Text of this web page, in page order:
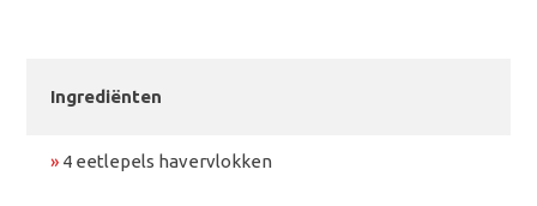
Ingrediënten
» 4 eetlepels havervlokken